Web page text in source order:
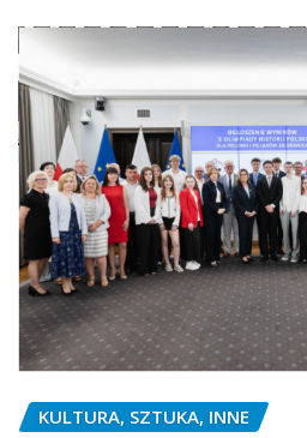
KULTURA, SZTUKA, INNE